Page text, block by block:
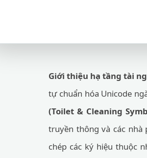
Giới thiệu hạ tầng tài
tự chuẩn hóa Unicode
(Toilet & Cleaning
truyền thông và các
chép các ký hiệu thuộc